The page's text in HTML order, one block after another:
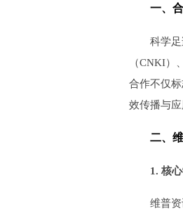
一、
科学
（CNKI
合作不仅
效传播与应
二、
1. 核
维普